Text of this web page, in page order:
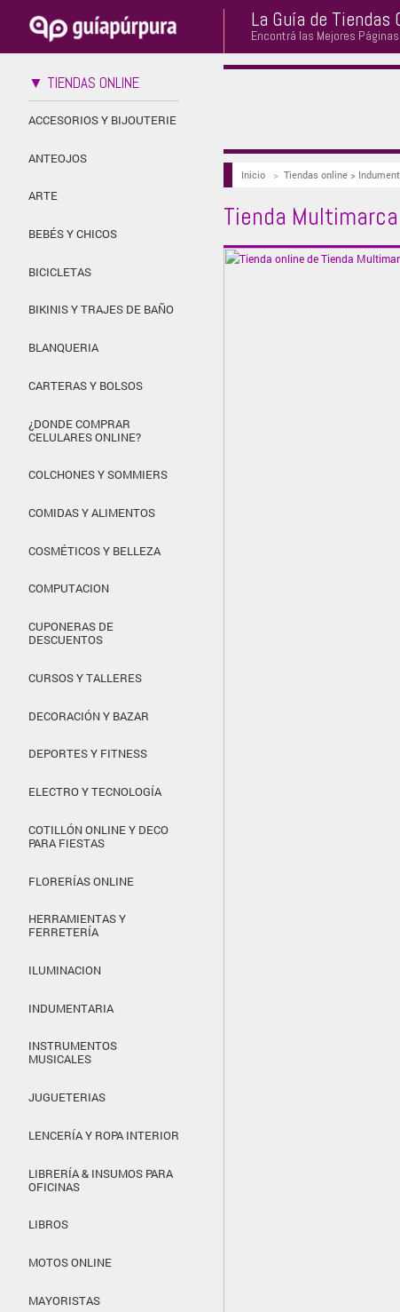
La Guía de Tiendas
Encontrá las Mejores
▼ TIENDAS ONLINE
ACCESORIOS Y BIJOUTERIE
ANTEOJOS
ARTE
BEBÉS Y CHICOS
BICICLETAS
BIKINIS Y TRAJES DE BAÑO
BLANQUERIA
CARTERAS Y BOLSOS
¿DONDE COMPRAR
CELULARES ONLINE?
COLCHONES Y SOMMIERS
COMIDAS Y ALIMENTOS
COSMÉTICOS Y BELLEZA
COMPUTACION
CUPONERAS DE
DESCUENTOS
CURSOS Y TALLERES
DECORACIÓN Y BAZAR
DEPORTES Y FITNESS
ELECTRO Y TECNOLOGÍA
COTILLÓN ONLINE Y DECO
PARA FIESTAS
FLORERÍAS ONLINE
HERRAMIENTAS Y
FERRETERÍA
ILUMINACION
INDUMENTARIA
INSTRUMENTOS
MUSICALES
JUGUETERIAS
LENCERÍA Y ROPA INTERIOR
LIBRERÍA & INSUMOS PARA
OFICINAS
LIBROS
MOTOS ONLINE
MAYORISTAS
Inicio> Tiendas online >
Tienda